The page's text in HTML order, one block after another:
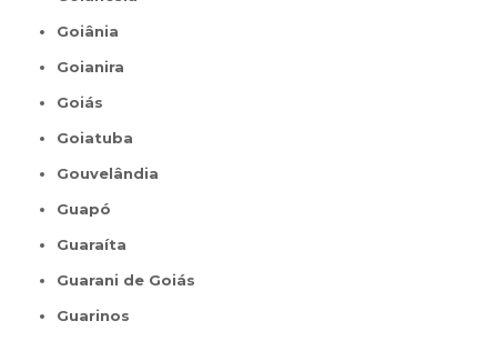
Goiânia
Goianira
Goiás
Goiatuba
Gouvelândia
Guapó
Guaraíta
Guarani de Goiás
Guarinos